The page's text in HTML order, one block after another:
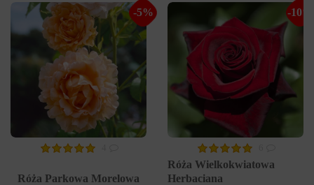
-5%
Róża Parkowa Morelowa
-10%
Róża Wielkokwiatowa
Herbaciana